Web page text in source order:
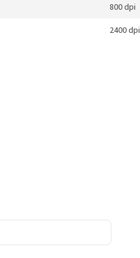
800 dpi
2400 dpi